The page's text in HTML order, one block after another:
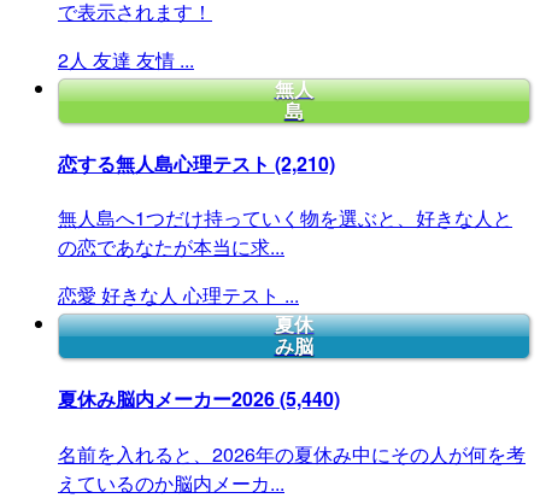
で表示されます！
2人 友達 友情 ...
無人
島
恋する無人島心理テスト (2,210)
無人島へ1つだけ持っていく物を選ぶと、好きな人と
の恋であなたが本当に求...
恋愛 好きな人 心理テスト ...
夏休
み脳
夏休み脳内メーカー2026(5,440)
名前を入れると、2026年の夏休み中にその人が何を考
えているのか脳内メーカ...